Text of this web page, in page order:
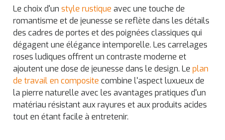
Le choix d'unstyle rustique avec une touche de
romantisme et de jeunesse se reflète dans les détails
des cadres de portes et des poignées classiques qui
dégagent une élégance intemporelle. Les carrelages
roses ludiques offrent un contraste moderne et
ajoutent une dose de jeunesse dans le design. Leplan
de travail en composite combine l'aspect luxueux de
la pierre naturelle avec les avantages pratiques d'un
matériau résistant aux rayures et aux produits acides
tout en étant facile à entretenir.